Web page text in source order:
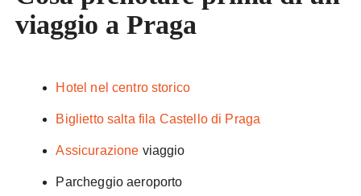
viaggio a Praga
Hotel nel centro storico
Biglietto salta fila Castello di Praga
Assicurazione viaggio
Parcheggio aeroporto